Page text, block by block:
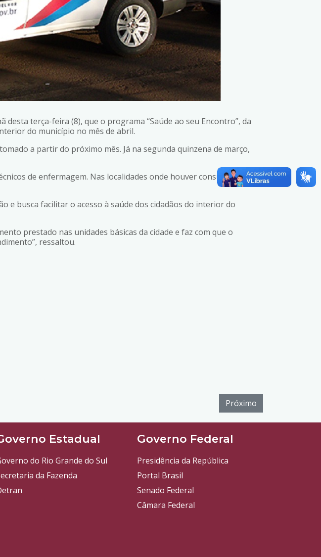
terça-feira (8), que o programa “Saúde ao seu Encontro”, da
do município no mês de abril.
a partir do próximo mês. Já na segunda quinzena de março,
de enfermagem. Nas localidades onde houver consultório
e busca facilitar o acesso à saúde dos cidadãos do interior do
prestado nas unidades básicas da cidade e faz com que o
ressaltou.
Próximo
Estadual
do Rio Grande do Sul
da Fazenda
Governo Federal
Presidência da República
Portal Brasil
Senado Federal
Câmara Federal